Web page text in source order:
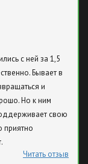
с ней за 1,5
Бывает в
и
Но к ним
свою
приятно
Читать отзыв